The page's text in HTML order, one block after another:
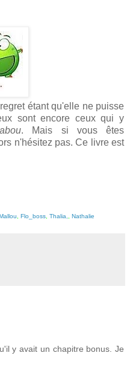
étant qu'elle ne puisse
sont encore ceux qui y
. Mais si vous êtes
n'hésitez pas. Ce livre est
Flo_boss Thalia, Nathalie
y avait un chapitre bonus. Je